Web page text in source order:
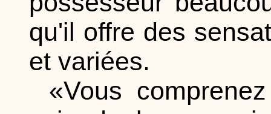
qu'il offre des
et variées.
«Vous